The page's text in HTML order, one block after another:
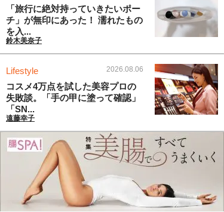
「旅行に絶対持っていきたいポー
チ」が無印にあった！ 濡れたもの
を入...
鈴木美奈子
Lifestyle 2026.08.06
コスメ4万点を試した美容プロの
失敗談。「手の甲に塗って確認」
「SN...
遠藤幸子